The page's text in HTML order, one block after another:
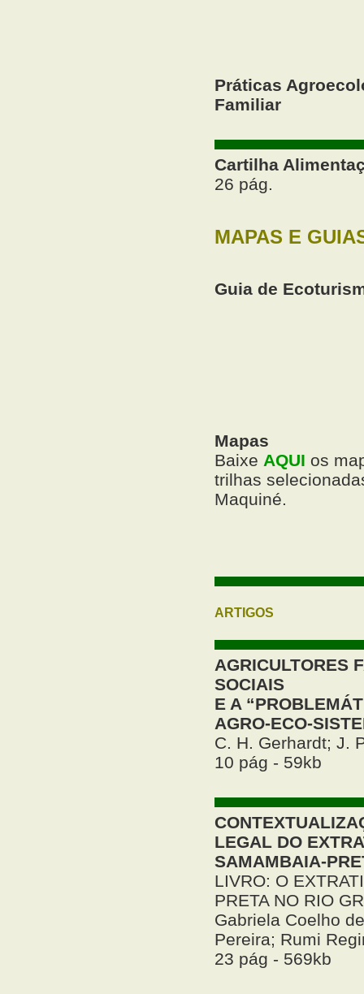
Práticas
Familiar
Cartilha
26 pág.
MAPAS E
Guia de
Mapas
Baixe AQUI os
trilhas
Maquiné.
ARTIGOS
AGRICULTORES
SOCIAIS
E A
AGRO-ECO-
C. H. Gerhardt; J.
10 pág - 59kb
LEGAL DO
SAMAMBAIA-
LIVRO: O
PRETA NO RIO
Gabriela Coelho
Pereira; Rumi
23 pág - 569kb